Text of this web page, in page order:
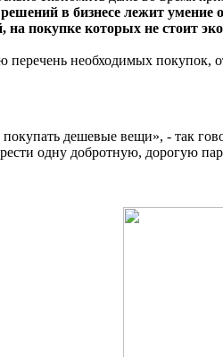
в бизнесе лежит умение
на покупке которых не стоит
необходимых покупок,
покупать дешевые вещи», - так
одну добротную, дорогую